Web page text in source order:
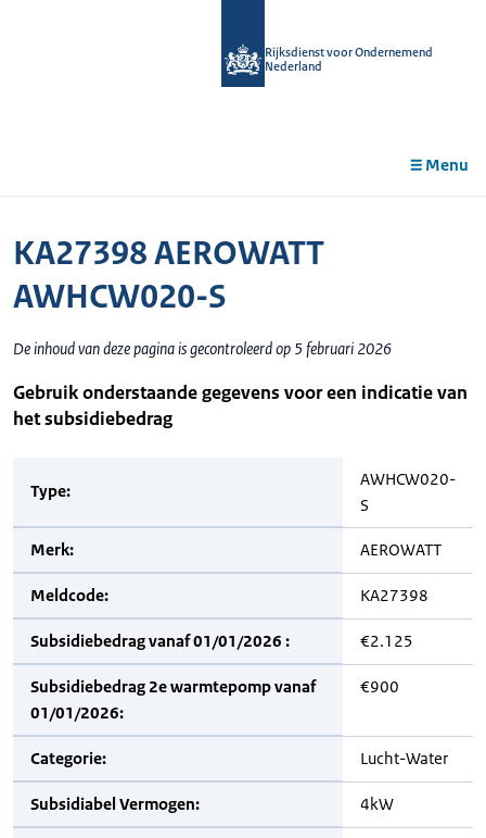
Rijksdienst voor Ondernemend
Nederland
Menu
KA27398 AEROWATT
AWHCW020-S
De inhoud van deze pagina is gecontroleerd op 5 februari 2026
Gebruik onderstaande gegevens voor een indicatie van
het subsidiebedrag
Type:
AWHCW020-
S
Merk: AEROWATT
Meldcode: KA27398
Subsidiebedrag vanaf 01/01/2026 : €2.125
Subsidiebedrag 2e warmtepomp vanaf
01/01/2026:
€900
Categorie: Lucht-Water
Subsidiabel Vermogen: 4kW